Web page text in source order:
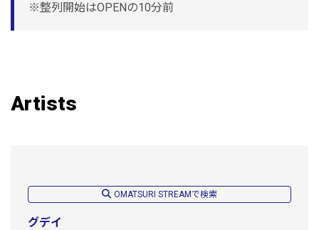
※整列開始はOPENの10分前
Artists
OMATSURI STREAMで検索
グデイ